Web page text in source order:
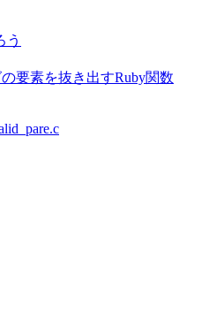
う
要素を抜き出すRuby関数